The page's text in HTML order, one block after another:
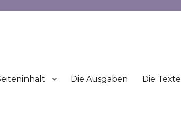
Die Ausgaben Die Texte